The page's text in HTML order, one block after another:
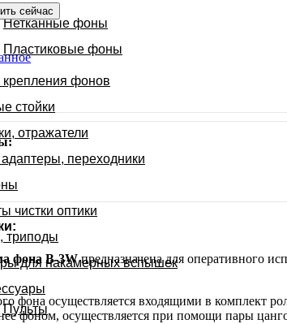
Нетканные фоны
Пластиковые фоны
фонов
стойки
отражатели
переходники
чистки оптики
триподы
для накамерных вспышек
Пульты
сейчас
фона B-3W предназначена для оперативного
фона осуществляется входящими в комплект
фоном, осуществляется при помощи пары